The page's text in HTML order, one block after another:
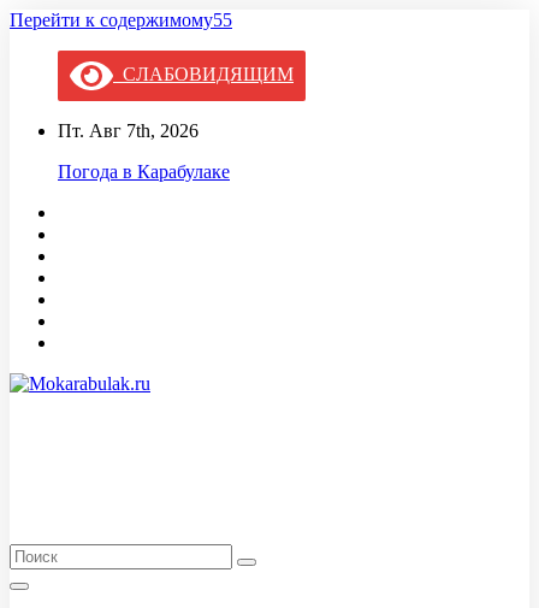
Перейти к содержимому55
СЛАБОВИДЯЩИМ
Пт. Авг 7th, 2026
Погода в Карабулаке